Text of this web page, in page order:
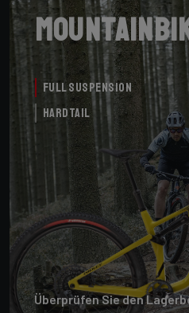
Full Suspension
Hardtail
Überprüfen Sie den